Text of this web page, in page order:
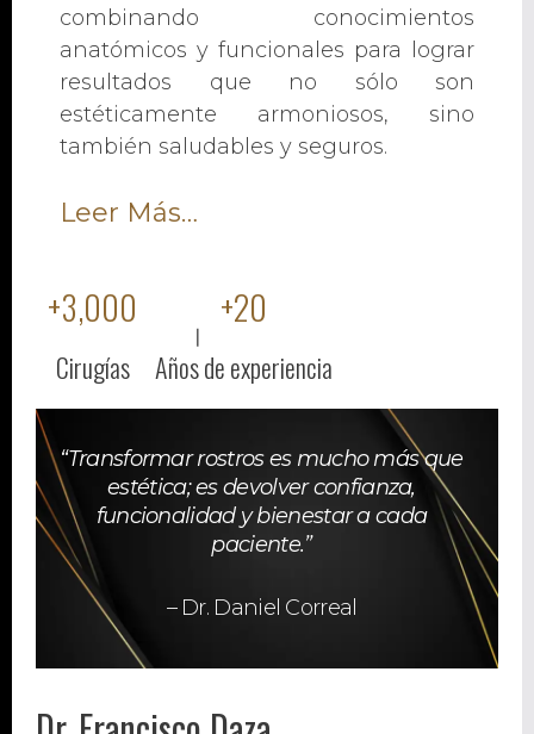
combinando conocimientos
anatómicos y funcionales para lograr
resultados que no sólo son
estéticamente armoniosos, sino
también saludables y seguros.
Leer Más…
Cirugías
+3,000
Años de experiencia
+20
“Transformar rostros es mucho más que
estética; es devolver confianza,
funcionalidad y bienestar a cada
paciente.”
– Dr. Daniel Correal